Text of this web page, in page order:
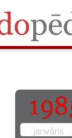
janvāris